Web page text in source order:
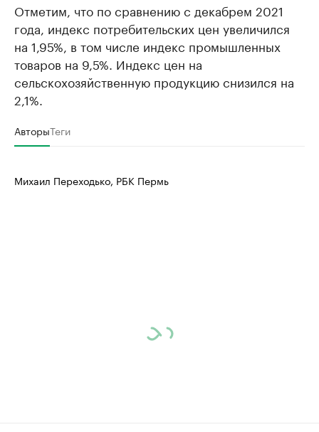
Отметим, что по сравнению с декабрем 2021
года, индекс потребительских цен увеличился
на 1,95%, в том числе индекс промышленных
товаров на 9,5%. Индекс цен на
сельскохозяйственную продукцию снизился на
2,1%.
АвторыТеги
Михаил Переходько, РБК Пермь